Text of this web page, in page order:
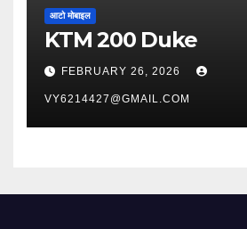
आटो मोबाइल
KTM 200 Duke
FEBRUARY 26, 2026
VY6214427@GMAIL.COM